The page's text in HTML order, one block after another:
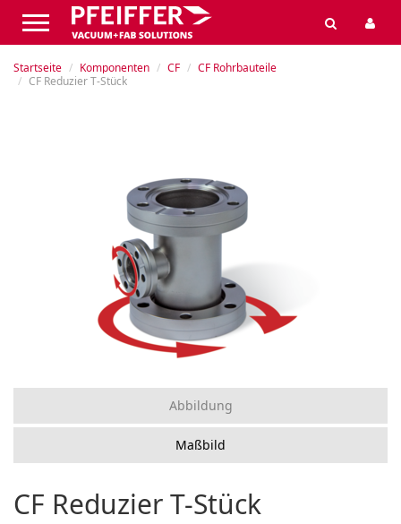
Startseite Komponenten CF
CF Rohrbauteile
CF Reduzier T-Stück
Abbildung
Maßbild
CF Reduzier T-Stück